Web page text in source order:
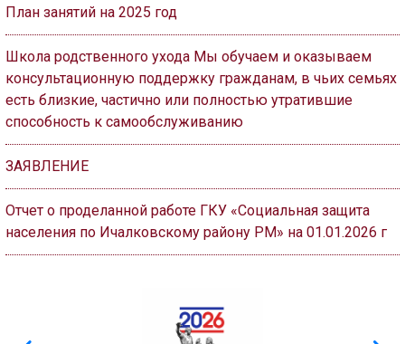
План занятий на 2025 год
Школа родственного ухода Мы обучаем и оказываем
консультационную поддержку гражданам, в чьих семьях
есть близкие, частично или полностью утратившие
способность к самообслуживанию
ЗАЯВЛЕНИЕ
Отчет о проделанной работе ГКУ «Социальная защита
населения по Ичалковскому району РМ» на 01.01.2026 г